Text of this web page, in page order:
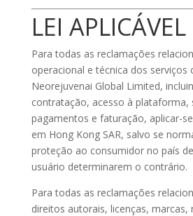
LEI APLICÁVEL
Para todas as reclamações
operacional e técnica dos serviços
Neorejuvenai Global Limited,
contratação, acesso à plataforma,
pagamentos e faturação, aplicar-
em Hong Kong SAR, salvo se
proteção ao consumidor no país
usuário determinarem o contrário.
Para todas as reclamações
direitos autorais, licenças,